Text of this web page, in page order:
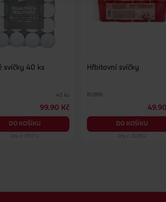
svíčky 40 ks
40 ks
99.90 Kč
DO KOŠÍKU
Obj. č.: 319713
Hřbitovní svíčky
RUBIN
DO KOŠÍKU
Obj. č.: 322812